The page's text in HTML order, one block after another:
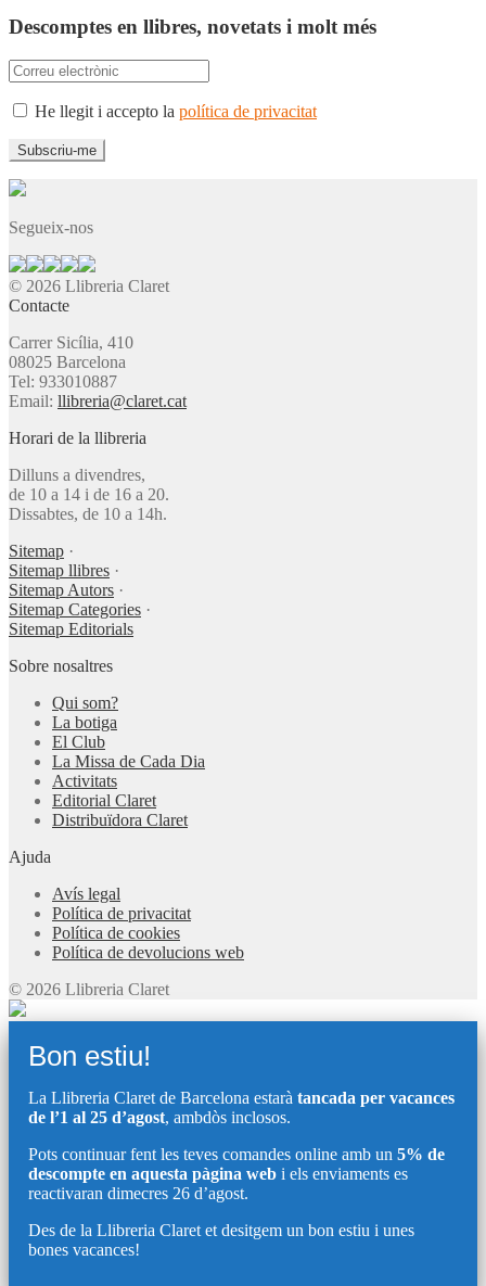
Descomptes en llibres, novetats i molt més
He llegit i accepto la política de privacitat
Segueix-nos
© 2026 Llibreria Claret
Contacte
Carrer Sicília, 410
08025 Barcelona
Tel: 933010887
Email: llibreria@claret.cat
Horari de la llibreria
Dilluns a divendres,
de 10 a 14 i de 16 a 20.
Dissabtes, de 10 a 14h.
Sitemap ·
Sitemap llibres ·
Sitemap Autors ·
Sitemap Categories ·
Sitemap Editorials
Sobre nosaltres
Qui som?
La botiga
El Club
La Missa de Cada Dia
Activitats
Editorial Claret
Distribuïdora Claret
Ajuda
Avís legal
Política de privacitat
Política de cookies
Política de devolucions web
© 2026 Llibreria Claret
Bon estiu!
La Llibreria Claret de Barcelona estarà tancada per vacances
de l’1 al 25 d’agost, ambdòs inclosos.
Pots continuar fent les teves comandes online amb un 5% de
descompte en aquesta pàgina web i els enviaments es
reactivaran dimecres 26 d’agost.
Des de la Llibreria Claret et desitgem un bon estiu i unes
bones vacances!